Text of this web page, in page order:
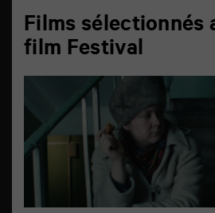
Films sélectionnés
film Festival